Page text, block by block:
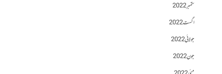
ستمبر 2022
اگست 2022
جولائی 2022
جون 2022